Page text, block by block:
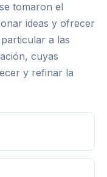
tomaron el
ideas y ofrecer
a las
cuyas
y refinar la